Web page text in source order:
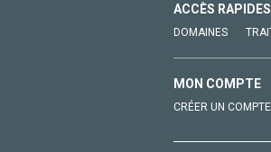
ACCÈS RAPIDES
DOMAINES
MON COMPTE
CRÉER UN COMPTE